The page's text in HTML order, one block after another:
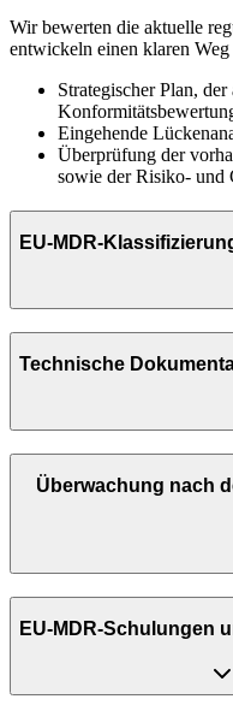
Wir bewerten die aktuelle
entwickeln einen klaren
Strategischer Plan,
Eingehende
Überprüfung der
sowie der Risiko- und
EU-MDR-
Technische
Überwachung nach
EU-MDR-Schulungen